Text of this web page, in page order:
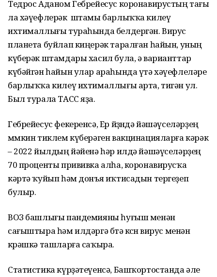
Тедрос Аданом Гебрейесус коронавирустың тағы
ла хәүефлерәк штамы барлыҡҡа килеү
ихтималлығы тураһында белдергән. Вирус
планета буйлап киңерәк таралған һайын, уның
күберәк штамдары хасил була, ә варианттар
күбәйгән һайын улар араһында үтә хәүефлеләре
барлыҡҡа килеү ихтималлығы арта, тигән ул.
Был турала ТАСС яҙа.
Гебрейесус фекеренсә, Ер йөҙөндә йәшәүселәрҙең
мөмкин тиклем күберәген вакцинацияларға кәрәк
– 2022 йылдың йәйенә һәр илдә йәшәүселәрҙең
70 проценты прививка алһа, коронавирусҡа
кәртә ҡуйып һәм донъя иҡтисадын тергеҙеп
булыр.
ВОЗ башлығы пандемияны һуғыш менән
сағыштыра һәм илдәргә бөтә көсөн вирус менән
көрәшкә ташларға саҡыра.
Статистика күрҙәтеүенсә, Башҡортостанда әле